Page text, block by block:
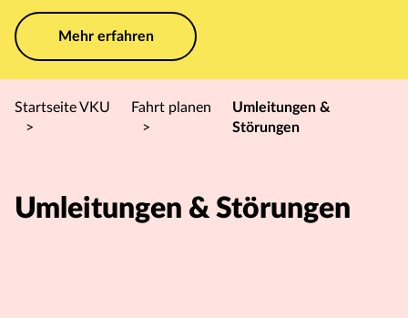
Mehr erfahren
Startseite VKU
>
Fahrt planen
>
Umleitungen &
Störungen
Umleitungen & Störungen